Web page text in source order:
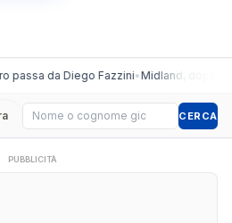
passa da Diego Fazzini•Midland, doppio
Cerca giocatore CERCA
PUBBLICITÀ